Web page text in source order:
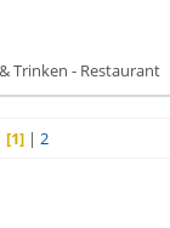
Trinken - Restaurant
[1] |2